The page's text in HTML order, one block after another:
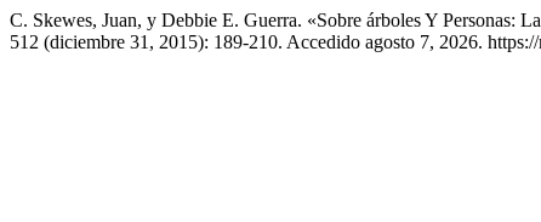
C. Skewes, Juan, y Debbie E. Guerra. «Sobre árboles Y
512 (diciembre 31, 2015): 189-210. Accedido agosto 7, 2026.